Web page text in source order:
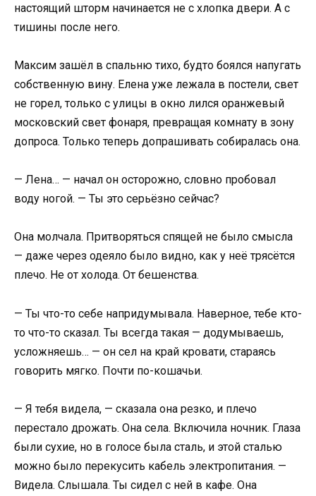
настоящий шторм начинается не с хлопка двери. А с
тишины после него.
Максим зашёл в спальню тихо, будто боялся напугать
собственную вину. Елена уже лежала в постели, свет
не горел, только с улицы в окно лился оранжевый
московский свет фонаря, превращая комнату в зону
допроса. Только теперь допрашивать собиралась она.
— Лена… — начал он осторожно, словно пробовал
воду ногой. — Ты это серьёзно сейчас?
Она молчала. Притворяться спящей не было смысла
— даже через одеяло было видно, как у неё трясётся
плечо. Не от холода. От бешенства.
— Ты что-то себе напридумывала. Наверное, тебе кто-
то что-то сказал. Ты всегда такая — додумываешь,
усложняешь… — он сел на край кровати, стараясь
говорить мягко. Почти по-кошачьи.
— Я тебя видела, — сказала она резко, и плечо
перестало дрожать. Она села. Включила ночник. Глаза
были сухие, но в голосе была сталь, и этой сталью
можно было перекусить кабель электропитания. —
Видела. Слышала. Ты сидел с ней в кафе. Она